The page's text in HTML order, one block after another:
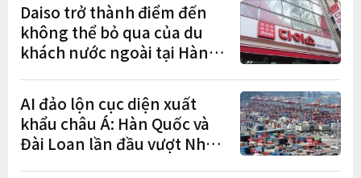
Daiso trở thành điểm đến
không thể bỏ qua của du
khách nước ngoài tại Hàn
AI đảo lộn cục diện xuất
khẩu châu Á: Hàn Quốc và
Đài Loan lần đầu vượt Nhật